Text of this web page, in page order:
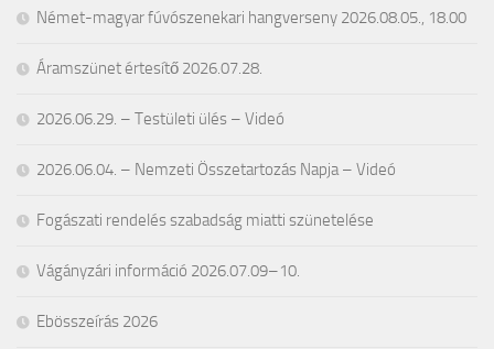
Német-magyar fúvószenekari hangverseny 2026.08.05., 18.00
Áramszünet értesítő 2026.07.28.
2026.06.29. – Testületi ülés – Videó
2026.06.04. – Nemzeti Összetartozás Napja – Videó
Fogászati rendelés szabadság miatti szünetelése
Vágányzári információ 2026.07.09–10.
Ebösszeírás 2026